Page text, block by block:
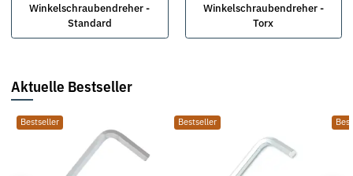
Winkelschraubendreher -
Standard
Winkelschraubendreher -
Torx
Aktuelle Bestseller
Bestseller Bestseller